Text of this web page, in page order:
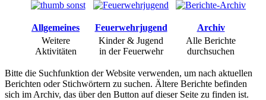
Allgemeines Feuerwehrjugend
Archiv
Weitere
Aktivitäten
Kinder & Jugend
in der Feuerwehr
Alle Berichte
durchsuchen
Bitte die Suchfunktion der Website verwenden, um nach aktuellen
Berichten oder Stichwörtern zu suchen. Ältere Berichte befinden
sich im Archiv, das über den Button auf dieser Seite zu finden ist.